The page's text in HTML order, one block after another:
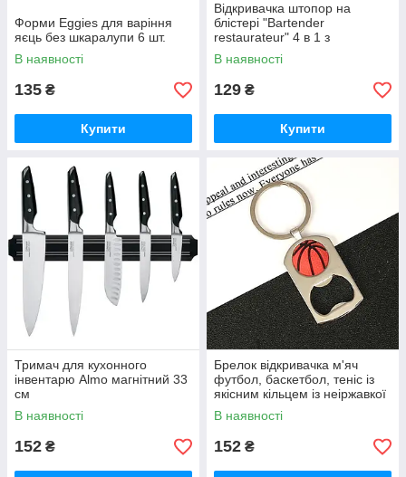
Форми Eggies для варіння
яєць без шкаралупи 6 шт.
В наявності
135 ₴
Купити
Відкривачка штопор на
блістері "Bartender
restaurateur" 4 в 1 з
неіржавкої сталі. Відкривачка.
Мультитул.
В наявності
129 ₴
Купити
Тримач для кухонного
інвентарю Almo магнітний 33
см
В наявності
152 ₴
Брелок відкривачка м'яч
футбол, баскетбол, теніс із
якісним кільцем із неіржавкої
сталі. Відкривачка
В наявності
152 ₴